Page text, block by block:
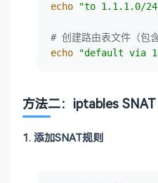
echo
"to 1.1.1.0/24
# 创建路由表文件（包
echo
"default via
方法二：iptables SNAT
1. 添加SNAT规则